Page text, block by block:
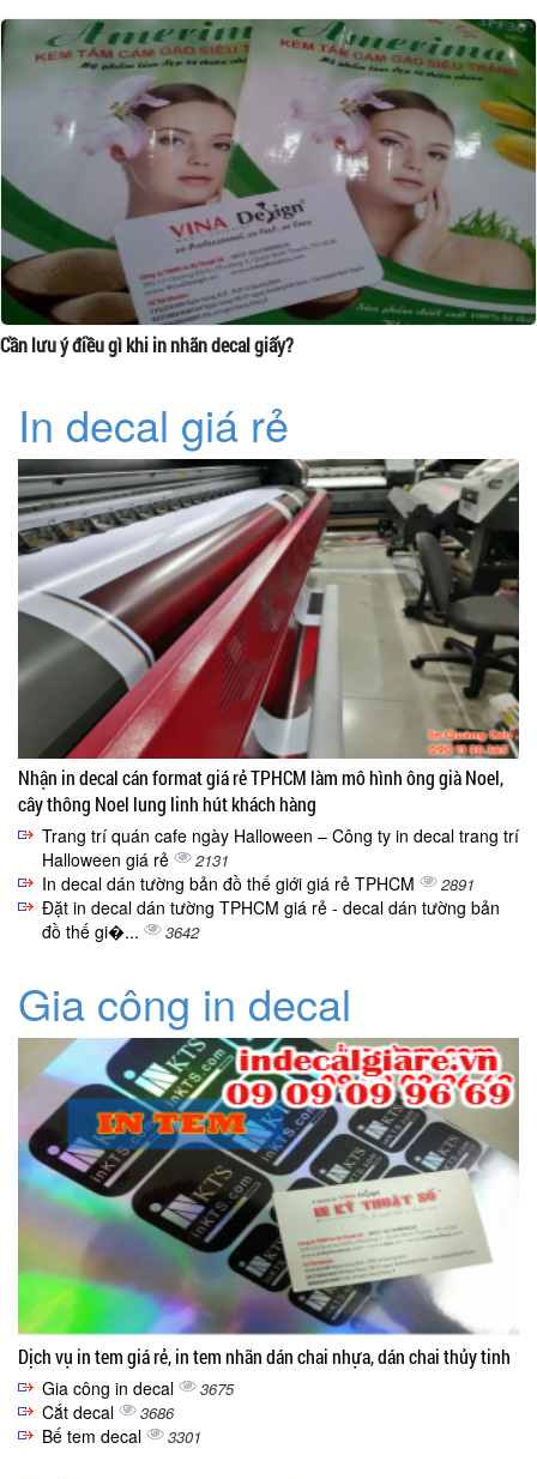
Cần lưu ý điều gì khi in nhãn decal giấy?
In decal giá rẻ
Nhận in decal cán format giá rẻ TPHCM làm mô hình ông già Noel,
cây thông Noel lung linh hút khách hàng
Trang trí quán cafe ngày Halloween – Công ty in decal trang trí
Halloween giá rẻ
2131
In decal dán tường bản đồ thế giới giá rẻ TPHCM 2891
Đặt in decal dán tường TPHCM giá rẻ - decal dán tường bản
đồ thế gi�...
3642
Gia công in decal
Dịch vụ in tem giá rẻ, in tem nhãn dán chai nhựa, dán chai thủy tinh
Gia công in decal 3675
Cắt decal 3686
Bế tem decal 3301